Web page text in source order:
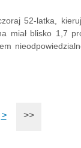
52-latka,
miał blisko 1,7
> >>